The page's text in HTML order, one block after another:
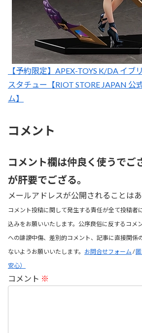
【予約限定】APEX-TOYS K/DA イブ
スタチュー【RIOT STORE JAPAN 公
ム】
コメント
コメント欄は仲良く使うでご
が肝要でござる。
メールアドレスが公開されることはあ
コメント投稿に関して発生する責任が全て投稿者
込みをお願いいたします。公序良俗に反するコメ
への誹謗中傷、差別的コメント、記事に直接関係
ないようお願いいたします。 お問合せフォーム /
安心）
コメント ※